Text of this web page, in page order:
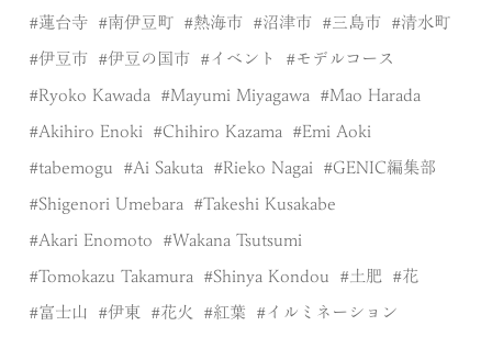
蓮台寺 南伊豆町 熱海市 沼津市 三島市 清水町
伊豆市 伊豆の国市 イベント モデルコース
Ryoko Kawada Mayumi Miyagawa Mao Harada
Akihiro Enoki Chihiro Kazama Emi Aoki
tabemogu Ai Sakuta Rieko Nagai GENIC編集部
Shigenori Umebara Takeshi Kusakabe
Akari Enomoto Wakana Tsutsumi
Tomokazu Takamura Shinya Kondou 土肥 花
富士山 伊東 花火 紅葉 イルミネーション